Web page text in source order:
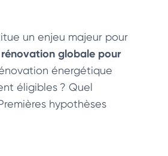
un enjeu majeur pour
rénovation globale pour
énergétique
éligibles ? Quel
hypothèses